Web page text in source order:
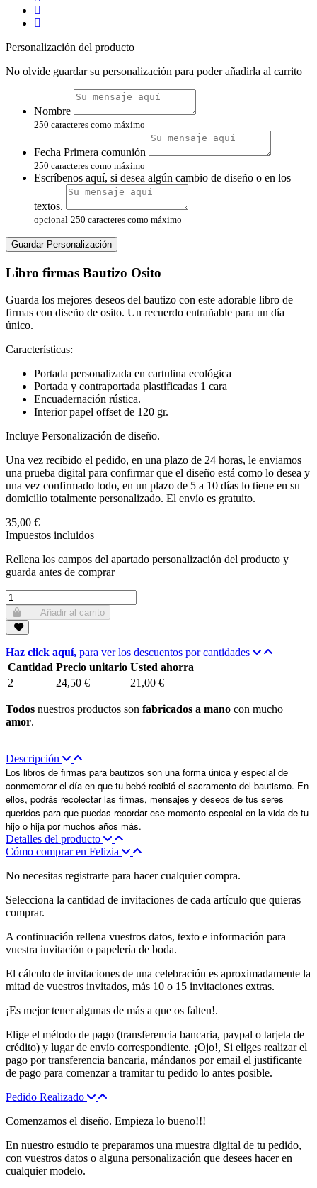
Personalización del producto
No olvide guardar su personalización para poder añadirla al carrito
Nombre
250 caracteres como máximo
Fecha Primera comunión
250 caracteres como máximo
Escríbenos aquí, si desea algún cambio de diseño o en los
textos.
opcional 250 caracteres como máximo
Guardar Personalización
Libro firmas Bautizo Osito
Guarda los mejores deseos del bautizo con este adorable libro de
firmas con diseño de osito. Un recuerdo entrañable para un día
único.
Características:
Portada personalizada en cartulina ecológica
Portada y contraportada plastificadas 1 cara
Encuadernación rústica.
Interior papel offset de 120 gr.
Incluye Personalización de diseño.
Una vez recibido el pedido, en una plazo de 24 horas, le enviamos
una prueba digital para confirmar que el diseño está como lo desea y
una vez confirmado todo, en un plazo de 5 a 10 días lo tiene en su
domicilio totalmente personalizado. El envío es gratuito.
35,00 €
Impuestos incluidos
Rellena los campos del apartado personalización del producto y
guarda antes de comprar
Añadir al carrito
Haz click aquí, para ver los descuentos por cantidades
Cantidad Precio unitario Usted ahorra
2
24,50 € 21,00 €
Todos nuestros productos son fabricados a mano con mucho
amor.
Descripción
Los libros de firmas para bautizos son una forma única y especial de
conmemorar el día en que tu bebé recibió el sacramento del bautismo. En
ellos, podrás recolectar las firmas, mensajes y deseos de tus seres
queridos para que puedas recordar ese momento especial en la vida de tu
hijo o hija por muchos años más.
Detalles del producto
Cómo comprar en Felizia
No necesitas registrarte para hacer cualquier compra.
Selecciona la cantidad de invitaciones de cada artículo que quieras
comprar.
A continuación rellena vuestros datos, texto e información para
vuestra invitación o papelería de boda.
El cálculo de invitaciones de una celebración es aproximadamente la
mitad de vuestros invitados, más 10 o 15 invitaciones extras.
¡Es mejor tener algunas de más a que os falten!.
Elige el método de pago (transferencia bancaria, paypal o tarjeta de
crédito) y lugar de envío correspondiente. ¡Ojo!, Si eliges realizar el
pago por transferencia bancaria, mándanos por email el justificante
de pago para comenzar a tramitar tu pedido lo antes posible.
Pedido Realizado
Comenzamos el diseño. Empieza lo bueno!!!
En nuestro estudio te preparamos una muestra digital de tu pedido,
con vuestros datos o alguna personalización que desees hacer en
cualquier modelo.